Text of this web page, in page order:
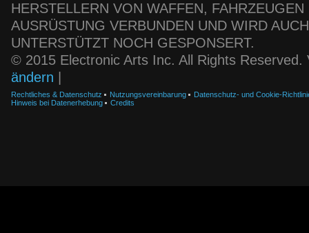
HERSTELLERN VON WAFFEN,
AUSRÜSTUNG VERBUNDEN UND WIRD
UNTERSTÜTZT NOCH GESPONSERT.
© 2015 Electronic Arts Inc. All Rights
ändern
Rechtliches & Datenschutz Nutzungsvereinbarung
Datenschutz- und Cookie-
Hinweis bei Datenerhebung
Credits